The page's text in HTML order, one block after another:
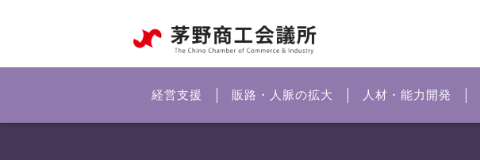
ン
ス
ー
ン
経営支援 販路・人脈の拡大 人材・能力開発